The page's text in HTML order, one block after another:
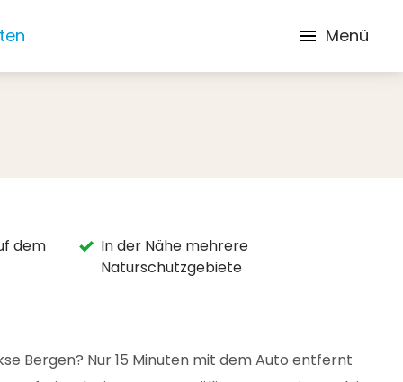
Menü
dem
In der Nähe mehrere
Naturschutzgebiete
Bergen? Nur 15 Minuten mit dem Auto entfernt